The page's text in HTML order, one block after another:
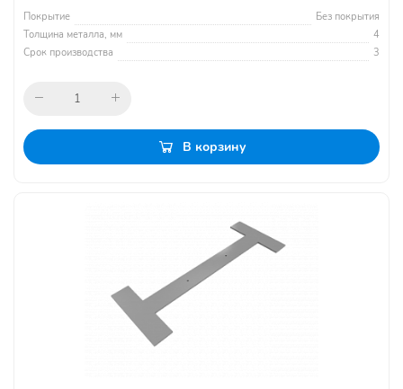
Покрытие
Без покрытия
Толщина металла, мм
4
Срок производства
3
В корзину